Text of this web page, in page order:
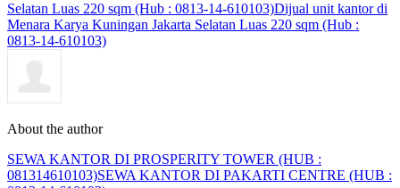
Selatan Luas 220 sqm (Hub : 0813-14-610103)Dijual unit kantor di
Menara Karya Kuningan Jakarta Selatan Luas 220 sqm (Hub :
0813-14-610103)
About the author
SEWA KANTOR DI PROSPERITY TOWER (HUB :
081314610103)SEWA KANTOR DI PAKARTI CENTRE (HUB :